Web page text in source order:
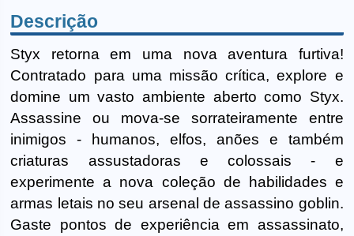
Descrição
Styx retorna em uma nova aventura furtiva!
Contratado para uma missão crítica, explore e
domine um vasto ambiente aberto como Styx.
Assassine ou mova-se sorrateiramente entre
inimigos - humanos, elfos, anões e também
criaturas assustadoras e colossais - e
experimente a nova coleção de habilidades e
armas letais no seu arsenal de assassino goblin.
Gaste pontos de experiência em assassinato,